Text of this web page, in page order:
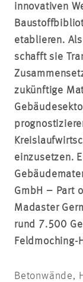
innovativen
etablieren.
schafft sie
zukünftige
einzusetzen.
GmbH – Part
Madaster
rund 7.500
Feldmoching-
Betonwände,